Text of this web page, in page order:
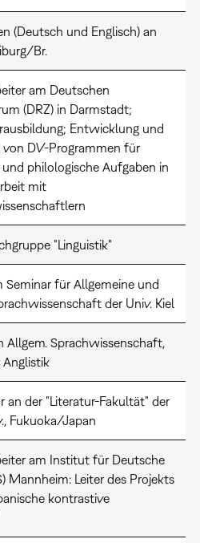
(Deutsch und Englisch) an
Br.
am Deutschen
(DRZ) in Darmstadt;
Entwicklung und
DV-Programmen für
philologische Aufgaben in
mit
"Linguistik"
Seminar für Allgemeine und
der Univ. Kiel
Allgem. Sprachwissenschaft,
Anglistik
an der "Literatur-Fakultät" der
Fukuoka/Japan
am Institut für Deutsche
Mannheim: Leiter des Projekts
kontrastive